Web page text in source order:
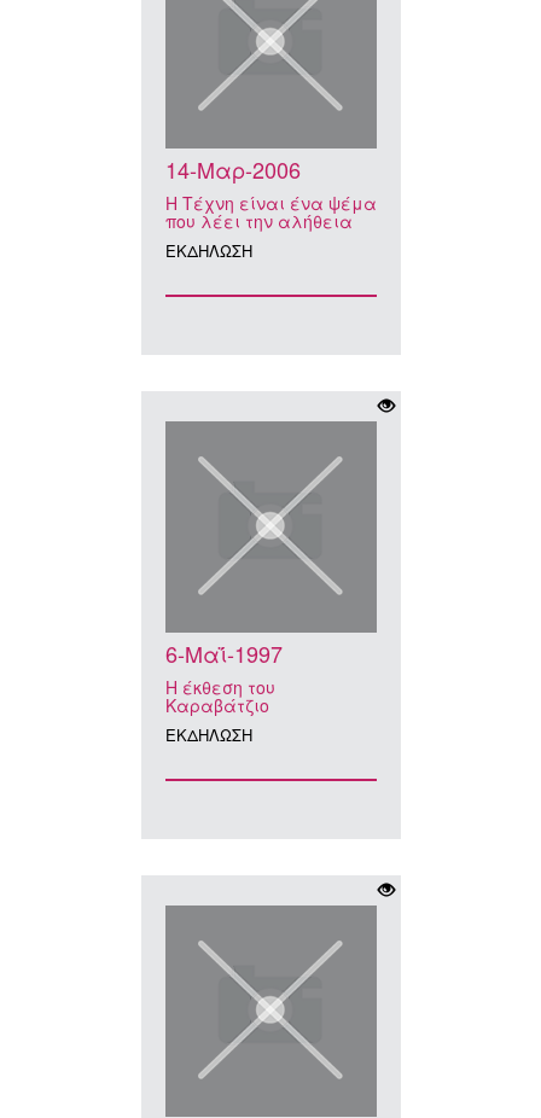
14-Μαρ-2006
Η Τέχνη είναι ένα ψέμα
που λέει την αλήθεια
ΕΚΔΗΛΩΣΗ
6-Μαΐ-1997
Η έκθεση του
Καραβάτζιο
ΕΚΔΗΛΩΣΗ